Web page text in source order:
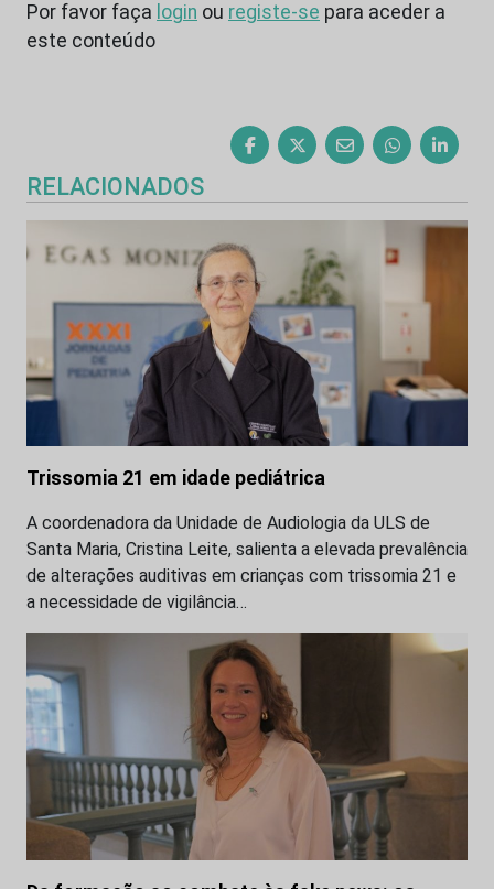
Por favor faça login ou registe-se para aceder a
este conteúdo
RELACIONADOS
Trissomia 21 em idade pediátrica
A coordenadora da Unidade de Audiologia da ULS de
Santa Maria, Cristina Leite, salienta a elevada prevalência
de alterações auditivas em crianças com trissomia 21 e
a necessidade de vigilância…